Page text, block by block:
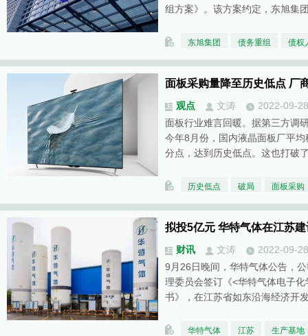
组方案》。该方案约定，东旭集
东旭集团 债务重组 债权
面板采购量降至历史低点 厂
观点 文涛
2022-09-28
面板行业难言回暖。据第三方调
今年8月份，国内液晶面板厂平
分点，达到历史低点。这也打破
历史低点 破局 面板采购
拟投5亿元 华特气体在江苏
财讯 文涛
2022-09-28
9月26日晚间，华特气体公告，
理委员会签订《<华特气体电子
书》，在江苏省如东沿海经济开
华特气体 江苏 生产基地